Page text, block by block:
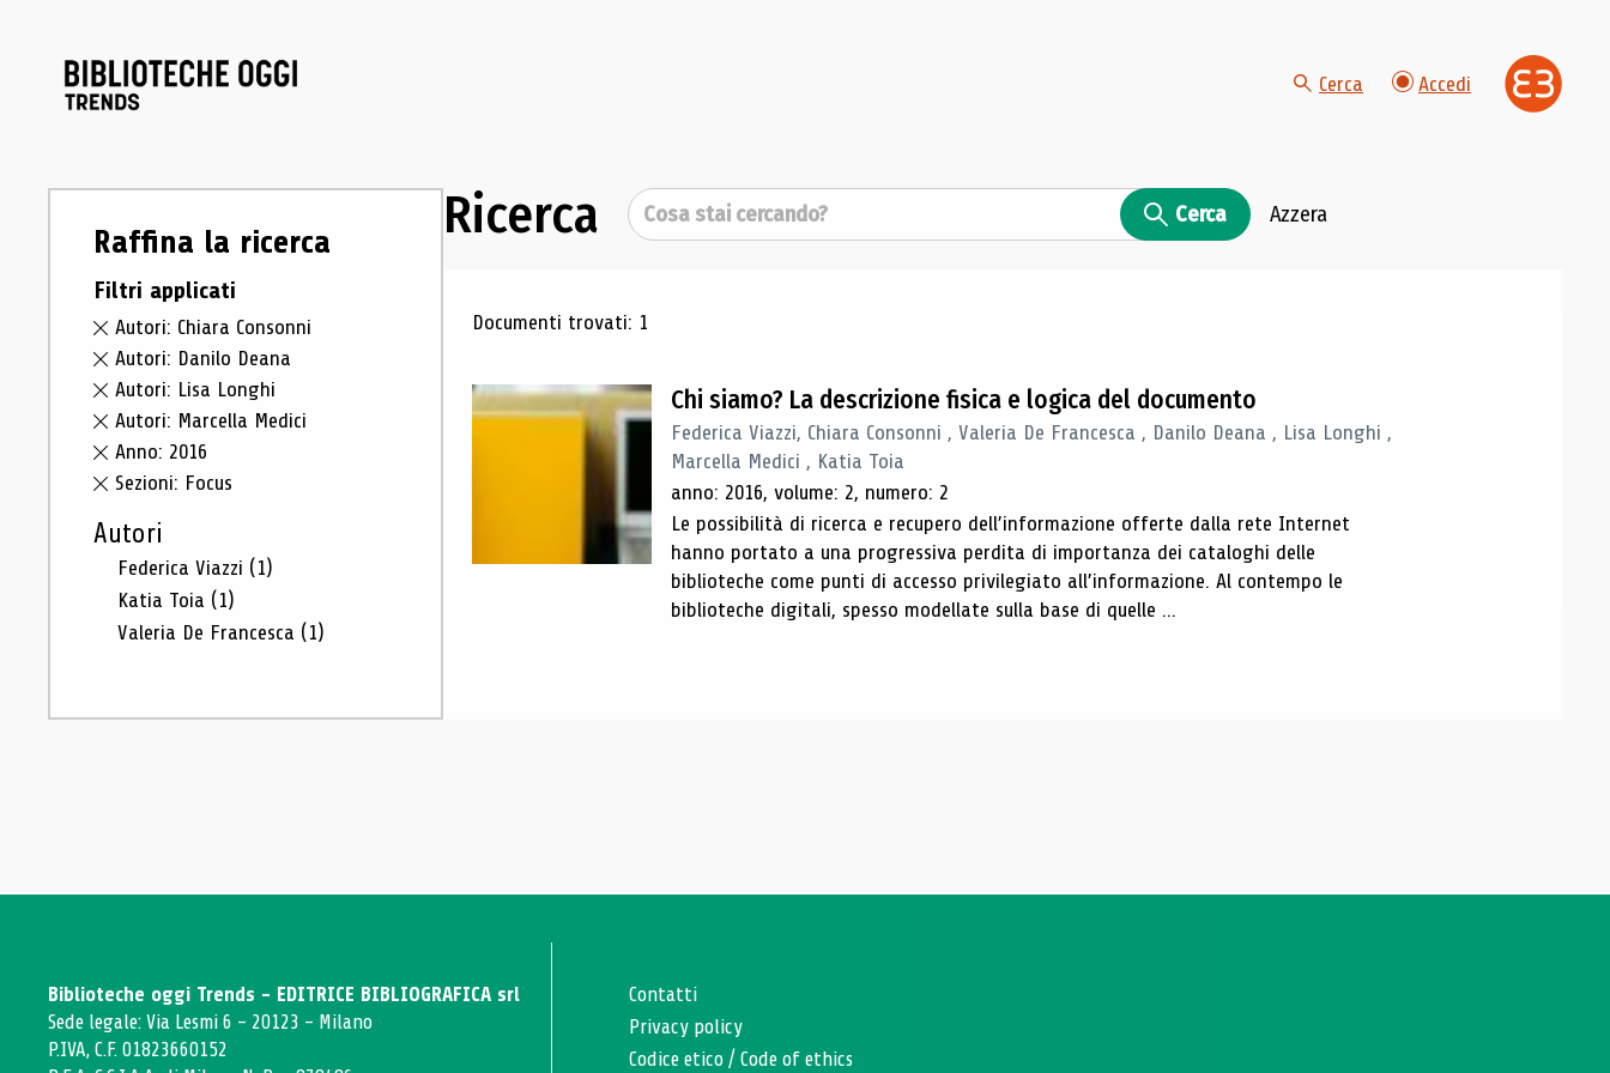
Cerca Accedi
Raffina la ricerca
Filtri applicati
Autori: Chiara Consonni
Autori: Danilo Deana
Autori: Lisa Longhi
Autori: Marcella Medici
Anno: 2016
Sezioni: Focus
Autori
Federica Viazzi (1)
Katia Toia (1)
Valeria De Francesca (1)
Ricerca Cerca Cerca Azzera
Risultati di ricerca
Documenti trovati: 1
Chi siamo? La descrizione fisica e logica del documento
Federica Viazzi, Chiara Consonni , Valeria De Francesca , Danilo Deana , Lisa Longhi ,
Marcella Medici , Katia Toia
anno: 2016, volume: 2, numero: 2
Le possibilità di ricerca e recupero dell’informazione offerte dalla rete Internet
hanno portato a una progressiva perdita di importanza dei cataloghi delle
biblioteche come punti di accesso privilegiato all’informazione. Al contempo le
biblioteche digitali, spesso modellate sulla base di quelle ...
Biblioteche oggi Trends - EDITRICE BIBLIOGRAFICA srl
Sede legale: Via Lesmi 6 - 20123 - Milano
P.IVA, C.F. 01823660152
Contatti
Privacy policy
Codice etico /Code of ethics